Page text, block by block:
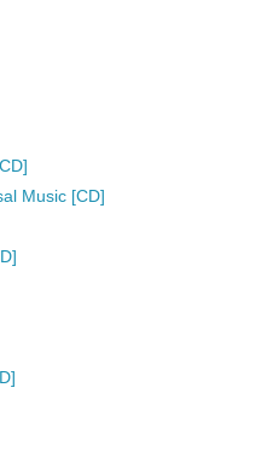
Music [CD]